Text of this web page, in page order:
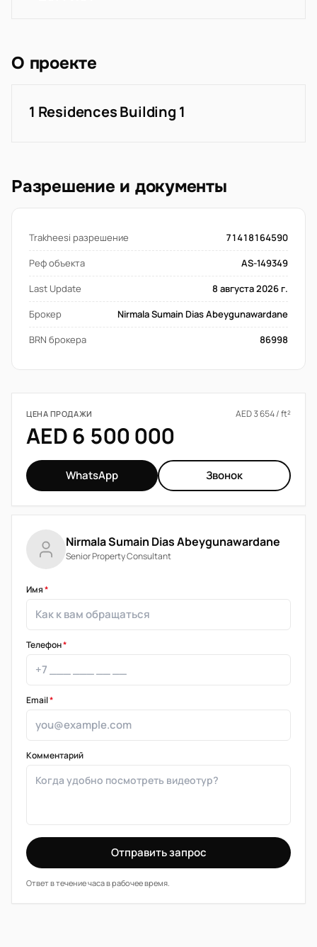
О проекте
1 Residences Building 1
Разрешение и документы
Trakheesi разрешение
71418164590
Реф объекта
AS-149349
Last Update
8 августа 2026 г.
Брокер
Nirmala Sumain Dias Abeygunawardane
BRN брокера
86998
ЦЕНА ПРОДАЖИ AED 3 654 / ft²
AED 6 500 000
WhatsApp Звонок
Nirmala Sumain Dias Abeygunawardane
Senior Property Consultant
Имя*
Телефон*
Email*
Комментарий
Отправить запрос
Ответ в течение часа в рабочее время.